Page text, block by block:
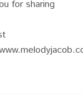
for sharing